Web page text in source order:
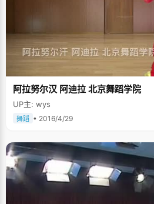
阿拉努尔汉 阿迪拉 北京舞蹈学院
UP主: wys
舞蹈 • 2016/4/29